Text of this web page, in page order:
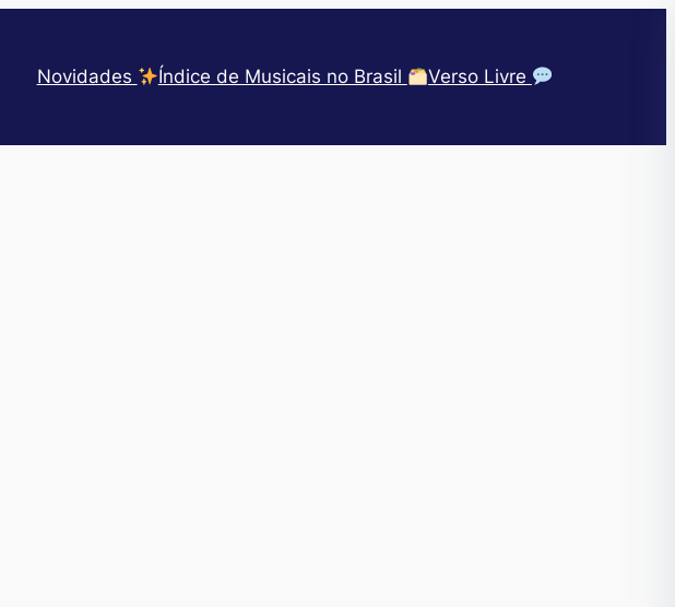
Novidades Índice de Musicais no Brasil Verso Livre